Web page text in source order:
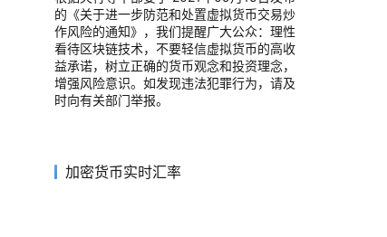
的《关于进一步防范和处置虚拟货币交易炒
作风险的通知》，我们提醒广大公众：理性
看待区块链技术，不要轻信虚拟货币的高收
益承诺，树立正确的货币观念和投资理念，
增强风险意识。如发现违法犯罪行为，请及
时向有关部门举报。
加密货币实时汇率